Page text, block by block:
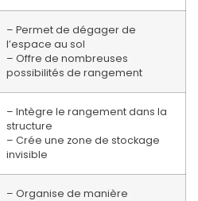
– Permet de dégager de
l’espace au sol
– Offre de nombreuses
possibilités de rangement
– Intègre le rangement dans la
structure
– Crée une zone de stockage
invisible
– Organise de manière